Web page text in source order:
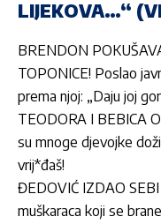
LIJEKOVA…“
BRENDON
TOPONICE! Poslao
prema njoj: „Daju joj
TEODORA I BEBICA
su mnoge djevojke
vrij*đaš!
ĐEDOVIĆ IZDAO
muškaraca koji se